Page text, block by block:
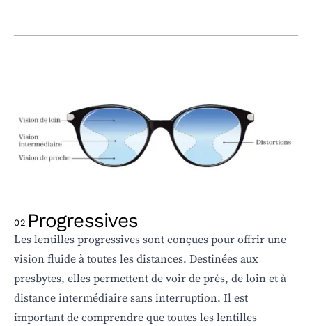
02 Progressives
Les lentilles progressives sont conçues pour offrir une
vision fluide à toutes les distances. Destinées aux
presbytes, elles permettent de voir de près, de loin et à
distance intermédiaire sans interruption. Il est
important de comprendre que toutes les lentilles